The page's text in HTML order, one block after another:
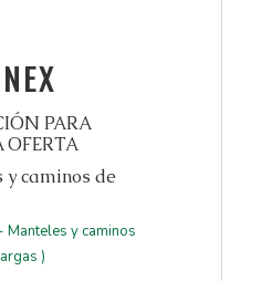
PARA
y caminos de
Manteles y caminos
)